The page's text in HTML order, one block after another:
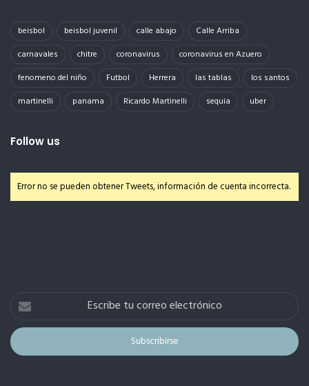
beisbol beisbol juvenil calle abajo
Calle Arriba
carnavales
chitre coronavirus
coronavirus en Azuero
fenomeno del niño
Futbol Herrera las tablas
los santos
martinelli
panama Ricardo Martinelli sequia uber
Follow us
Error no se pueden obtener Tweets, información de cuenta incorrecta.
Escribe
correo
electrónico